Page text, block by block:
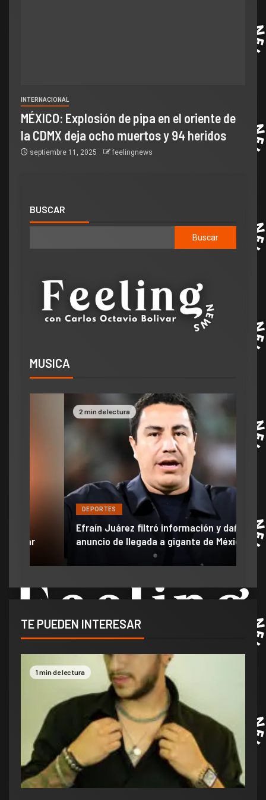
INTERNACIONAL
MÉXICO: Explosión de pipa en el oriente de
la CDMX deja ocho muertos y 94 heridos
septiembre 11, 2025 feelingnews
BUSCAR
Buscar
MUSICA
2 min de lectura
Efraín Juárez filtró información y dañó
anuncio de llegada a gigante de México
TE PUEDEN INTERESAR
1 min de lectura